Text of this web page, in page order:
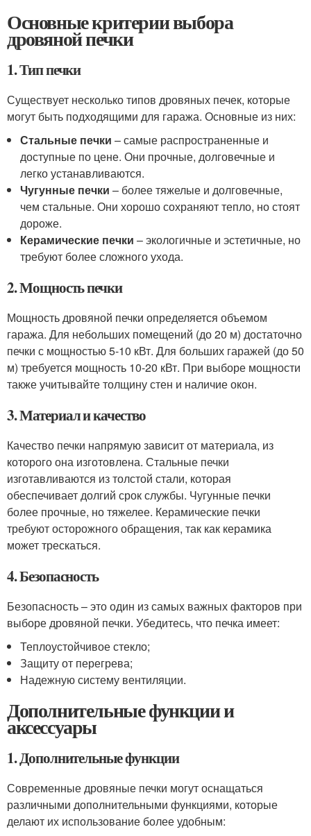
Основные критерии выбора
дровяной печки
1. Тип печки
Существует несколько типов дровяных печек, которые
могут быть подходящими для гаража. Основные из них:
Стальные печки – самые распространенные и
доступные по цене. Они прочные, долговечные и
легко устанавливаются.
Чугунные печки – более тяжелые и долговечные,
чем стальные. Они хорошо сохраняют тепло, но стоят
дороже.
Керамические печки – экологичные и эстетичные, но
требуют более сложного ухода.
2. Мощность печки
Мощность дровяной печки определяется объемом
гаража. Для небольших помещений (до 20 м) достаточно
печки с мощностью 5-10 кВт. Для больших гаражей (до 50
м) требуется мощность 10-20 кВт. При выборе мощности
также учитывайте толщину стен и наличие окон.
3. Материал и качество
Качество печки напрямую зависит от материала, из
которого она изготовлена. Стальные печки
изготавливаются из толстой стали, которая
обеспечивает долгий срок службы. Чугунные печки
более прочные, но тяжелее. Керамические печки
требуют осторожного обращения, так как керамика
может трескаться.
4. Безопасность
Безопасность – это один из самых важных факторов при
выборе дровяной печки. Убедитесь, что печка имеет:
Теплоустойчивое стекло;
Защиту от перегрева;
Надежную систему вентиляции.
Дополнительные функции и
аксессуары
1. Дополнительные функции
Современные дровяные печки могут оснащаться
различными дополнительными функциями, которые
делают их использование более удобным: